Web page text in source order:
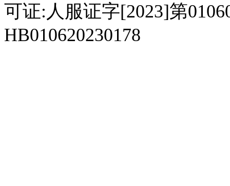
可证:人服证字[2023]第
HB010620230178